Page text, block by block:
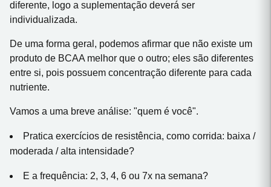
diferente, logo a suplementação deverá ser
individualizada.
De uma forma geral, podemos afirmar que não existe um
produto de BCAA melhor que o outro; eles são diferentes
entre si, pois possuem concentração diferente para cada
nutriente.
Vamos a uma breve análise: "quem é você".
Pratica exercícios de resistência, como corrida: baixa /
moderada / alta intensidade?
E a frequência: 2, 3, 4, 6 ou 7x na semana?